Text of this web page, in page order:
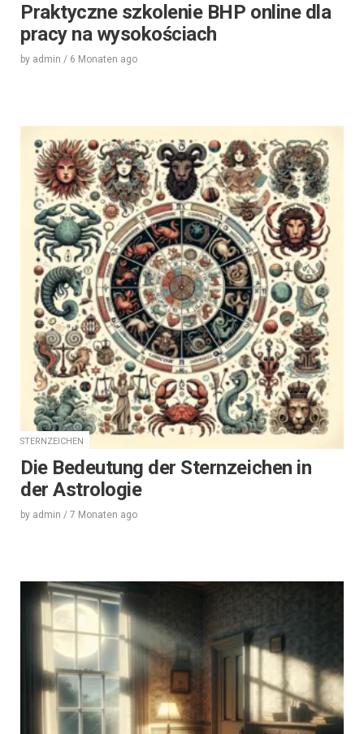
Praktyczne szkolenie BHP online dla
pracy na wysokościach
by admin / 6 Monaten ago
STERNZEICHEN
Die Bedeutung der Sternzeichen in
der Astrologie
by admin / 7 Monaten ago